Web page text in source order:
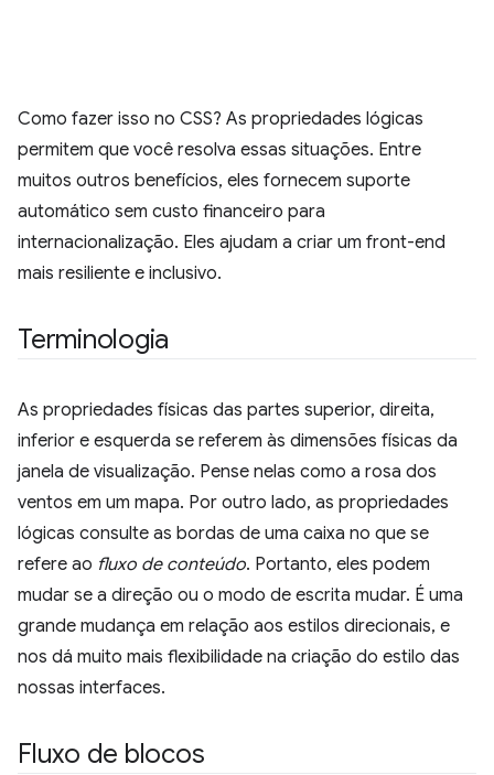
Como fazer isso no CSS? As propriedades lógicas
permitem que você resolva essas situações. Entre
muitos outros benefícios, eles fornecem suporte
automático sem custo financeiro para
internacionalização. Eles ajudam a criar um front-end
mais resiliente e inclusivo.
Terminologia
As propriedades físicas das partes superior, direita,
inferior e esquerda se referem às dimensões físicas da
janela de visualização. Pense nelas como a rosa dos
ventos em um mapa. Por outro lado, as propriedades
lógicas consulte as bordas de uma caixa no que se
refere ao fluxo de conteúdo. Portanto, eles podem
mudar se a direção ou o modo de escrita mudar. É uma
grande mudança em relação aos estilos direcionais, e
nos dá muito mais flexibilidade na criação do estilo das
nossas interfaces.
Fluxo de blocos